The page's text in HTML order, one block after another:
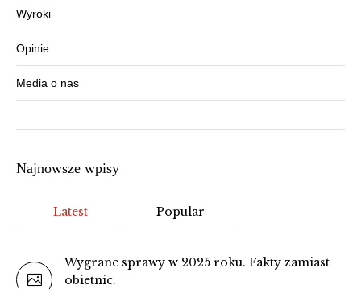
Wyroki
Opinie
Media o nas
Najnowsze wpisy
Latest Popular
Wygrane sprawy w 2025 roku. Fakty zamiast
obietnic.